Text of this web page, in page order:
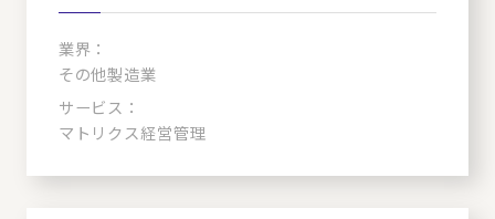
業界：
その他製造業
サービス：
マトリクス経営管理